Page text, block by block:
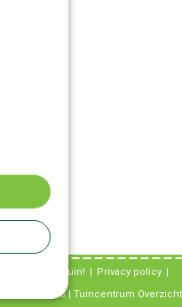
Tuin!
Privacy policy
Solutions
Tuincentrum Overzicht